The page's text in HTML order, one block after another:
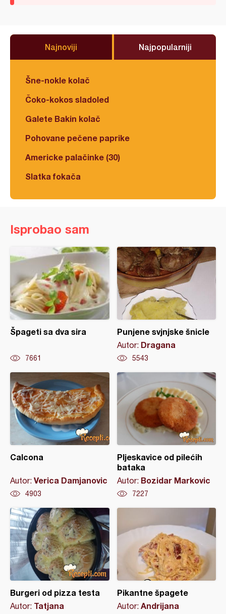
Najnoviji Najpopularniji
Šne-nokle kolač
Čoko-kokos sladoled
Galete Bakin kolač
Pohovane pečene paprike
Americke palačinke (30)
Slatka fokača
Isprobao sam
Špageti sa dva sira
7661
Punjene svjnjske šnicle
Autor: Dragana
5543
Calcona
Autor: Verica Damjanovic
4903
Pljeskavice od pilećih
bataka
Autor: Bozidar Markovic
7227
Burgeri od pizza testa
Autor: Tatjana
Pikantne špagete
Autor: Andrijana